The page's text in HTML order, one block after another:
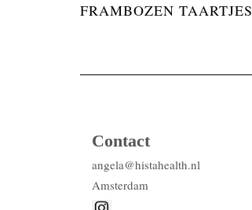
FRAMBOZEN TAARTJES
Contact
angela@histahealth.nl
Amsterdam